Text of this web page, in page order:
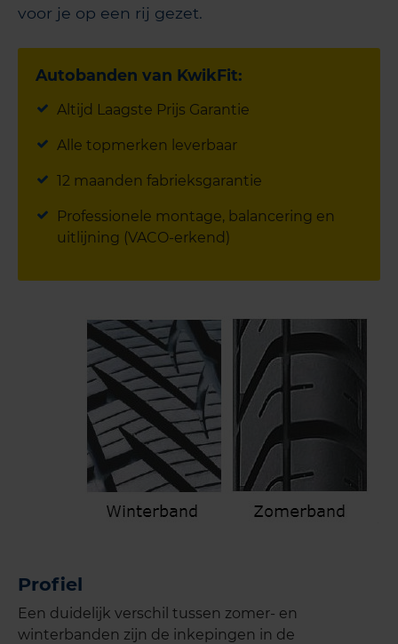
voor je op een rij gezet.
Autobanden van KwikFit:
Altijd Laagste Prijs Garantie
Alle topmerken leverbaar
12 maanden fabrieksgarantie
Professionele montage, balancering en
uitlijning (VACO-erkend)
Profiel
Een duidelijk verschil tussen zomer- en
winterbanden zijn de inkepingen in de